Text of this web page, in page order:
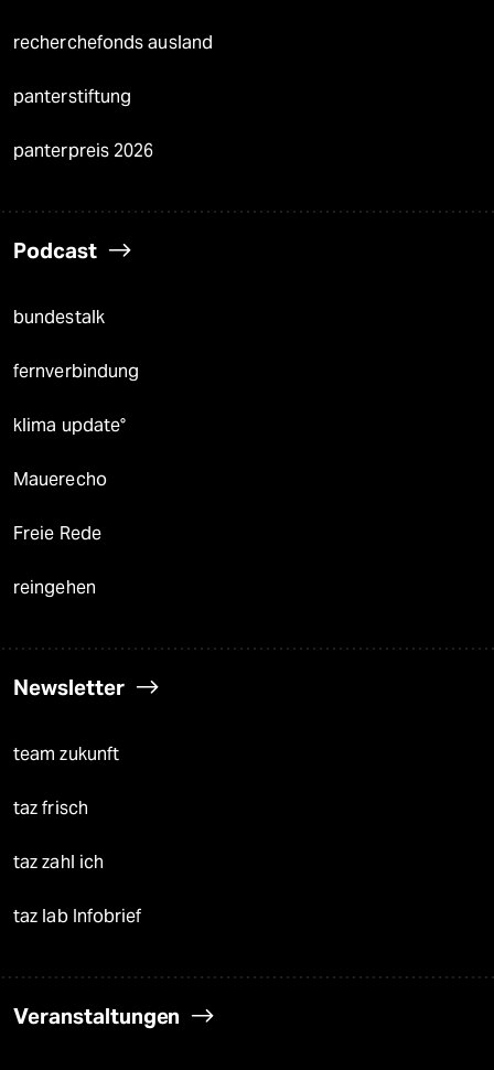
recherchefonds ausland
panterstiftung
panterpreis 2026
Podcast
bundestalk
fernverbindung
klima update°
Mauerecho
Freie Rede
reingehen
Newsletter
team zukunft
taz frisch
taz zahl ich
taz lab Infobrief
Veranstaltungen